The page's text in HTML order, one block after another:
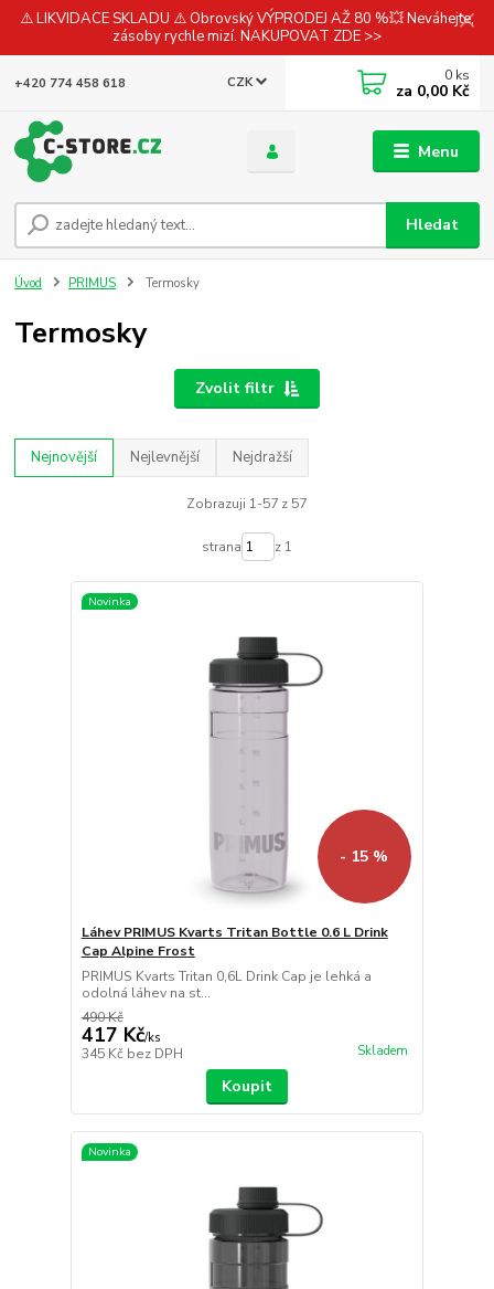
⚠️ LIKVIDACE SKLADU ⚠️ Obrovský VÝPRODEJ AŽ 80 %💥 Neváhejte,
zásoby rychle mizí. NAKUPOVAT ZDE >>
Menu
CZK
Hledat
+420 774 458 618 0 ks
za 0,00 Kč
Úvod PRIMUS Termosky
Termosky
Zvolit filtr
Nejnovější Nejlevnější Nejdražší
Zobrazuji 1-57 z 57
strana z 1
Novinka
- 15 %
Láhev PRIMUS Kvarts Tritan Bottle 0.6 L Drink
Cap Alpine Frost
PRIMUS Kvarts Tritan 0,6L Drink Cap je lehká a
odolná láhev na st...
490 Kč
417 Kč/ks
345 Kč bez DPH Skladem
Koupit
Novinka